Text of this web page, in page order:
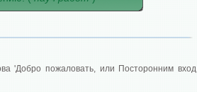
'Добро пожаловать, или Посторонним вход